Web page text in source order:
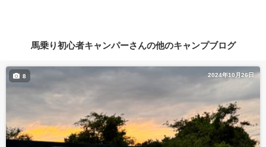
馬乗り初心者キャンパーさんの他のキャンプブログ
2024年10月26日
8